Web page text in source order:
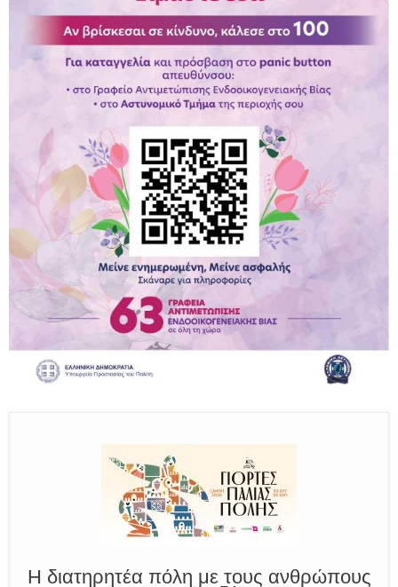
Καλούμε Άμεσα την Πυροσβεστική στο 199 ή στο 112
και δίνουμε σαφείς πληροφορίες